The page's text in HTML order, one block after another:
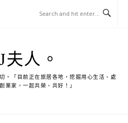
夫人。
。「目前正在旅居各地，挖掘用心生活、處
業家，一起共榮、共好！」